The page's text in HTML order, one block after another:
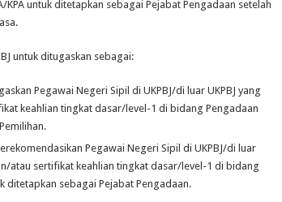
untuk ditetapkan sebagai Pejabat Pengadaan setelah
untuk ditugaskan sebagai:
Pegawai Negeri Sipil di UKPBJ/di luar UKPBJ yang
keahlian tingkat dasar/level-1 di bidang Pengadaan
Pegawai Negeri Sipil di UKPBJ/di luar
atau sertifikat keahlian tingkat dasar/level-1 di bidang
ditetapkan sebagai Pejabat Pengadaan.